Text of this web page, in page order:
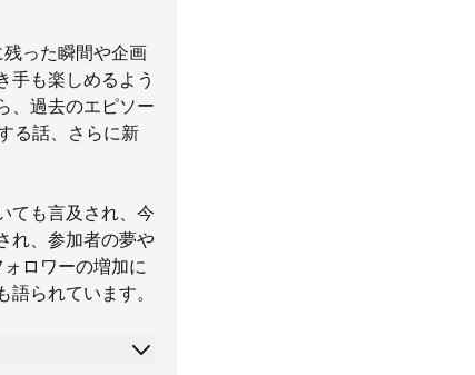
った瞬間や企画
手も楽しめるよう
、過去のエピソー
る話、さらに新
ても言及され、今
れ、参加者の夢や
ロワーの増加に
られています。